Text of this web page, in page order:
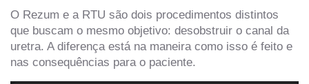
O Rezum e a RTU são dois procedimentos distintos
que buscam o mesmo objetivo: desobstruir o canal da
uretra. A diferença está na maneira como isso é feito e
nas consequências para o paciente.